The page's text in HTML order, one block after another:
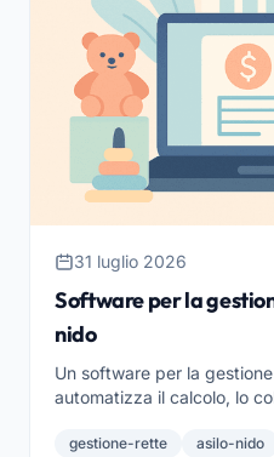
31 luglio 2026
Software per la
nido
Un software per la
automatizza il calcolo, lo
gestione-rette asilo-nido